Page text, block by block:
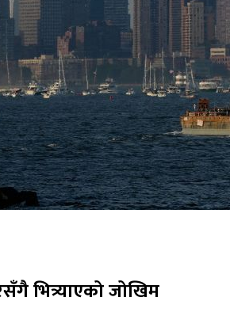
भित्र्याएको जोखिम